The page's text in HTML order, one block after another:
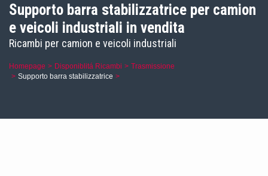
Supporto barra stabilizzatrice per camion
e veicoli industriali in vendita
Ricambi per camion e veicoli industriali
Homepage Disponiblitá Ricambi
Trasmissione
Supporto barra stabilizzatrice